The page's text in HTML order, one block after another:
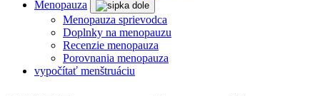
Menopauza
Menopauza sprievodca
Doplnky na menopauzu
Recenzie menopauza
Porovnania menopauza
vypočítať menštruáciu